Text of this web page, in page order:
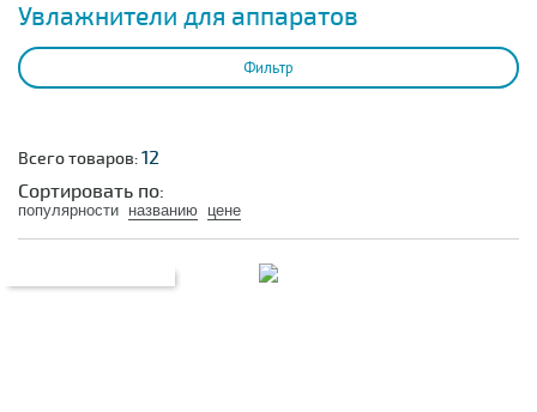
Увлажнители для аппаратов
Фильтр
Всего товаров:12
Сортировать по:
популярности названию цене